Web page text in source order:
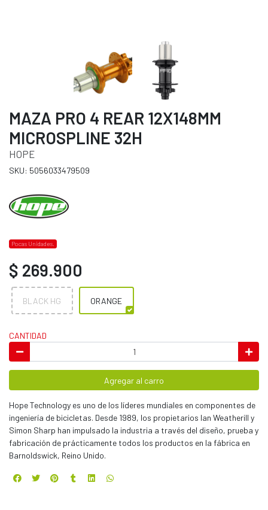
MAZA PRO 4 REAR 12X148MM
MICROSPLINE 32H
HOPE
SKU: 5056033479509
Pocas Unidades.
$ 269.900
BLACK HG ORANGE
CANTIDAD
Agregar al carro
Hope Technology es uno de los líderes mundiales en componentes de
ingeniería de bicicletas. Desde 1989, los propietarios Ian Weatherill y
Simon Sharp han impulsado la industria a través del diseño, prueba y
fabricación de prácticamente todos los productos en la fábrica en
Barnoldswick, Reino Unido.